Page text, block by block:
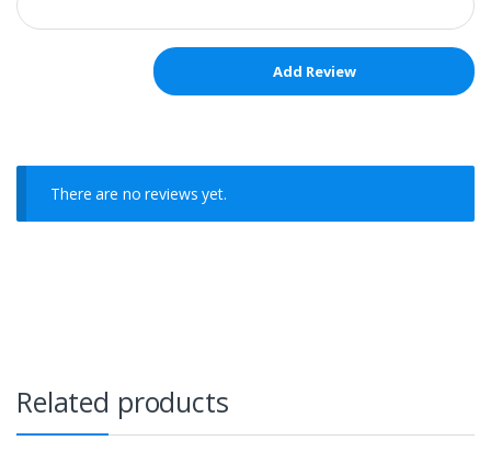
There are no reviews yet.
Related products